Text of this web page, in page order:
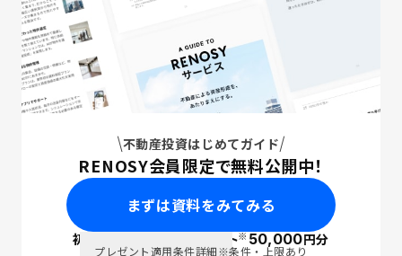
不動産投資はじめてガイド
RENOSY会員限定で無料公開中！
まずは資料をみてみる
初回面談で ポイント※50,000円分
プレゼント適用条件詳細※条件・上限あり